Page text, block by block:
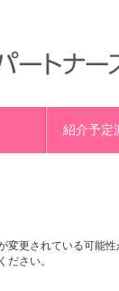
紹介予定
更されている可能性
さい。